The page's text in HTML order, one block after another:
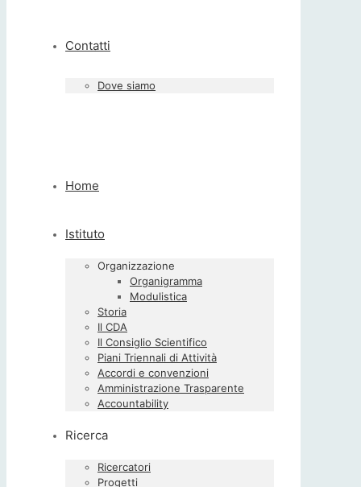
Contatti
Dove siamo
Home
Istituto
Organizzazione
Organigramma
Modulistica
Storia
Il CDA
Il Consiglio Scientifico
Piani Triennali di Attività
Accordi e convenzioni
Amministrazione Trasparente
Accountability
Ricerca
Ricercatori
Progetti